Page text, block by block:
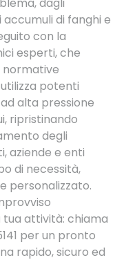
di fanghi e
con la
esperti, che
potenti
alta pressione
ripristinando
degli
aziende e enti
di necessità,
personalizzato.
attività: chiama
per un pronto
rapido, sicuro ed